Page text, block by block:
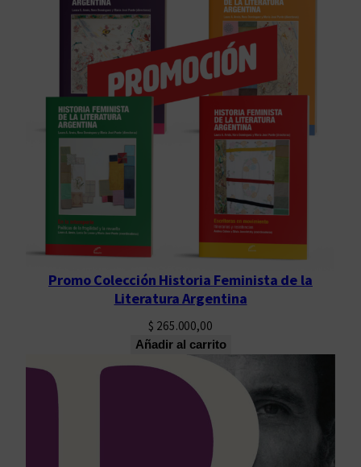
Promo Colección Historia Feminista de la
Literatura Argentina
$ 265.000,00
Añadir al carrito